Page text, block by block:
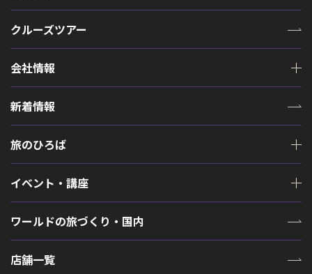
クルーズツアー
会社情報
新着情報
旅のひろば
イベント・講座
ワールドの旅づくり・国内
店舗一覧